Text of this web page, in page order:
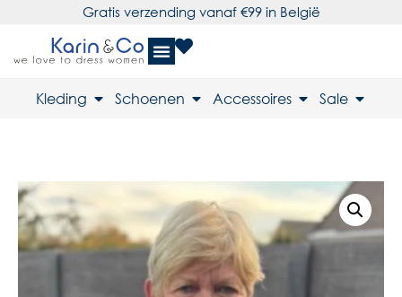
Gratis verzending vanaf €99 in België
Kleding Schoenen Accessoires Sale